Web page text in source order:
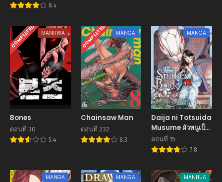
8.4
COMPLETED MANHWA
Bones
ตอนที่ 30
5.4
COMPLETED MANGA
Chainsaw Man
ตอนที่ 232
8.3
MANGA
Daija ni Totsuida
Musume ผัวหนูเป็น
งู
ตอนที่ 15
7.8
MANGA MANGA MANHUA